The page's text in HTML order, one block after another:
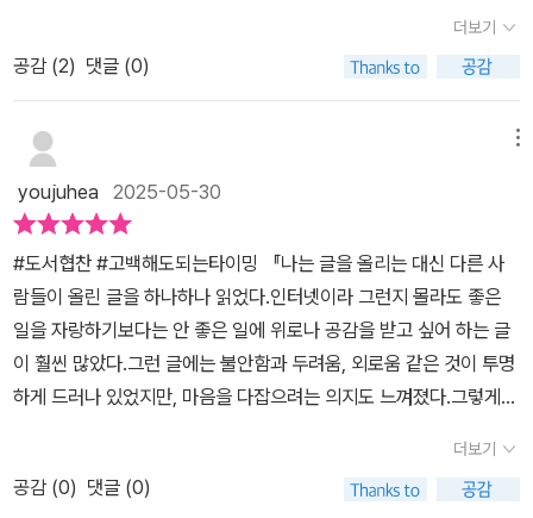
들어왔을 때부터 이미 무리가 지어져있었고, 친구들도 딱히 자신을
반겨하지않으며, 이런 일로 혼급식을 하게된 지민이는 밍글게시판에
자신의 이야기를 올리며 위로와 격려를 받고, 누군가의 조언을 받으
며 따라하기도 해 봅니다.그렇게 시작된 점심시간 도서관행.우연찮게
도서관을 들락거리다 자율동아리인 '고전을 걷다'라는 포스터를 보게
되고, 동아리를 이끄는 전교부회장 현서의 권유로 동아리에 들어가게
됩니다. 그리고 그곳에서 자신이 눈여겨보던 태오가 있다는 사실을
알게되죠.그리고 집으로 오던 중, 반에서 인싸인 예승이네 무리에서
루리가 소외되는 것을 보게되고, 주말이 지나 학교에가니 루리는 홀
로 급식도 먹지 않고 책상에 엎드려있습니다. 그런 루리에게 지민은
함께 급식을 먹어달라며 손을 내밀죠. 그렇게 루리와 지민은 함께 급
식을 먹는 급식메이트가 됩니다.첫 동아리 모임. 모임을 하며 지민은
태오의 따뜻한 심장을 경험하게되고, 태오에게 좋은 사람이 되고싶어
합니다. 그리하여 더 멋진, 더 나은 자신이 되고싶다 생각하죠.이후로
더보기
공감 (2) 댓글 (0)
youjuhea 2025-05-30
#도서협찬 #고백해도되는타이밍 『나는 글을 올리는 대신 다른 사
람들이 올린 글을 하나하나 읽었다.인터넷이라 그런지 몰라도 좋은
일을 자랑하기보다는 안 좋은 일에 위로나 공감을 받고 싶어 하는 글
이 훨씬 많았다.그런 글에는 불안함과 두려움, 외로움 같은 것이 투명
하게 드러나 있었지만, 마음을 다잡으려는 의지도 느껴졌다.그렇게
가 위로를 받았다.세상에 나만 힘든 게 아니구나, 다들 버티고 견디면
서 살아 내고 있구나, 싶어서 글들이 그냥 다 고마웠다.』 p.194 무엇
더보기
공감 (0) 댓글 (0)